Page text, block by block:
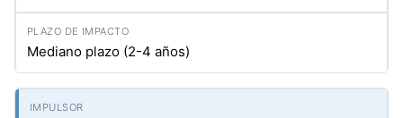
Mediano plazo (2-4 años)